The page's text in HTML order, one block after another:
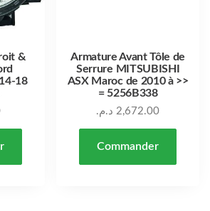
&
18
Armature Avant Tôle de
Serrure MITSUBISHI
ASX Maroc de 2010 à >>
= 5256B338
2,672.00 د.م.
Commander